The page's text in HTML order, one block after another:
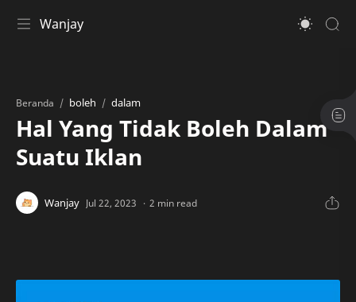
Wanjay
Beranda boleh dalam
Hal Yang Tidak Boleh Dalam
Suatu Iklan
2 min read